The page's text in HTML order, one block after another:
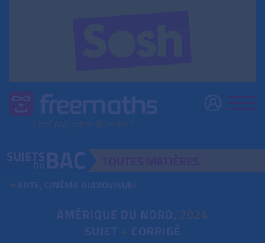
ARTS, CINÉMA AUDIOVISUEL
AMÉRIQUE DU NORD, 2024
SUJET + CORRIGÉ